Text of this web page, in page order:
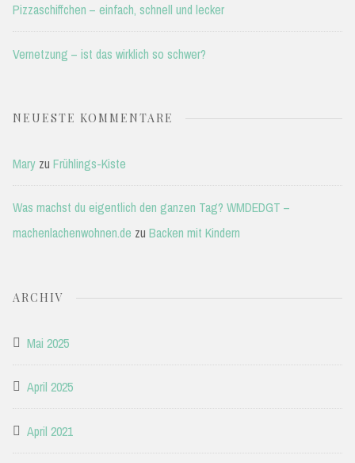
Pizzaschiffchen – einfach, schnell und lecker
Vernetzung – ist das wirklich so schwer?
NEUESTE KOMMENTARE
Mary zu Frühlings-Kiste
Was machst du eigentlich den ganzen Tag? WMDEDGT –
machenlachenwohnen.de zu Backen mit Kindern
ARCHIV
Mai 2025
April 2025
April 2021